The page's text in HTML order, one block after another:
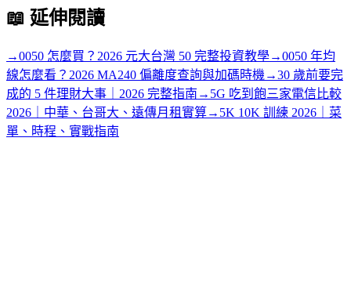
📖 延伸閱讀
→0050 怎麼買？2026 元大台灣 50 完整投資教學→0050 年均
線怎麼看？2026 MA240 偏離度查詢與加碼時機 →30 歲前要完
成的 5 件理財大事｜2026 完整指南 → 5G 吃到飽三家電信比較
2026｜中華、台哥大、遠傳月租實算→ 5K 10K 訓練 2026｜菜
單、時程、實戰指南